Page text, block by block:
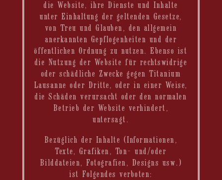
die Website, ihre Dienste und Inhalte
unter Einhaltung der geltenden Gesetze,
von Treu und Glauben, den allgemein
anerkannten Gepflogenheiten und der
öffentlichen Ordnung zu nutzen. Ebenso ist
die Nutzung der Website für rechtswidrige
oder schädliche Zwecke gegen Titanium
Lausanne oder Dritte, oder in einer Weise,
die Schäden verursacht oder den normalen
Betrieb der Website verhindert,
untersagt.
Bezüglich der Inhalte (Informationen,
Texte, Grafiken, Ton- und/oder
Bilddateien, Fotografien, Designs usw.)
ist Folgendes verboten: